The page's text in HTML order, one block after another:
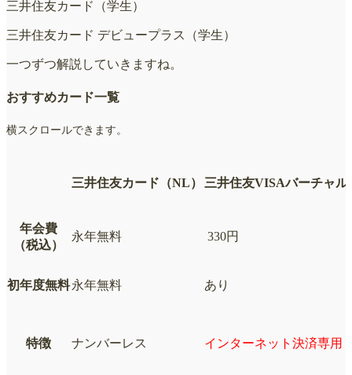
三井住友カード（学生）
三井住友カード デビュープラス（学生）
一つずつ解説していきますね。
おすすめカード一覧
横スクロールできます。
三井住友カード（NL） 三井住友VISAバーチャル
年会費
（税込）
永年無料 330円
初年度無料永年無料 あり
特徴 ナンバーレス インターネット決済専用